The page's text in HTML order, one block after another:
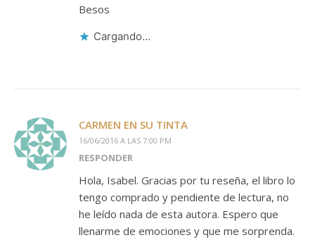
Besos
Cargando...
CARMEN EN SU TINTA
16/06/2016 A LAS 7:00 PM
RESPONDER
Hola, Isabel. Gracias por tu reseña, el libro lo
tengo comprado y pendiente de lectura, no
he leído nada de esta autora. Espero que
llenarme de emociones y que me sorprenda.